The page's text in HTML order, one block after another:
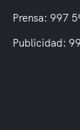
Prensa: 997
Publicidad: